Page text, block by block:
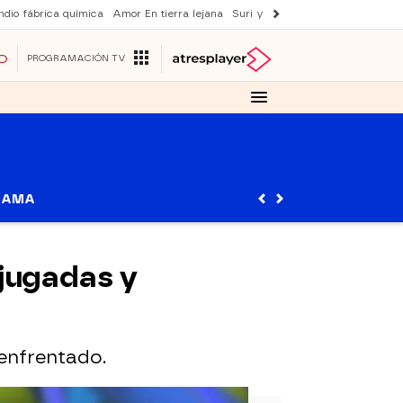
fábrica química Amor En tierra lejana Suri y Tom Cruise
PROGRAMACIÓN TV
y